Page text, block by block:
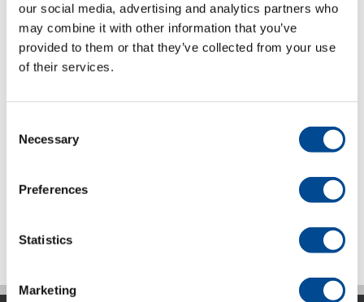
our social media, advertising and analytics partners who
may combine it with other information that you’ve
provided to them or that they’ve collected from your use
of their services.
Selection
Necessary
Preferences
Statistics
Marketing
Produktblad (pdf) engelska
Fler maskiner för branschenKonfektion
Teater/Opera/Skola
Sömnad,Täcksöm